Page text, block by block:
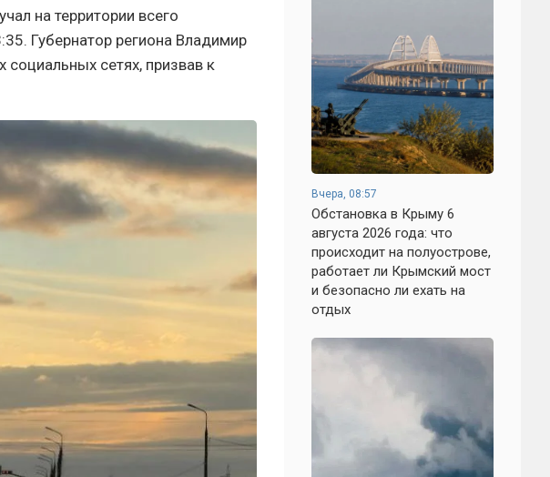
на территории всего
Губернатор региона Владимир
сетях, призвав к
Вчера, 08:57
Обстановка в Крыму 6
августа 2026 года: что
происходит на полуострове,
работает ли Крымский мост
и безопасно ли ехать на
отдых